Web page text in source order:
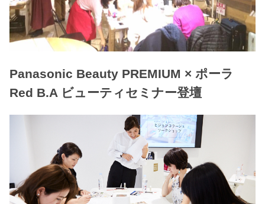
Panasonic Beauty PREMIUM × ポーラ
Red B.A ビューティセミナー登壇